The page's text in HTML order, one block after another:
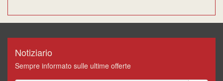
Notiziario
Sempre informato sulle ultime offerte